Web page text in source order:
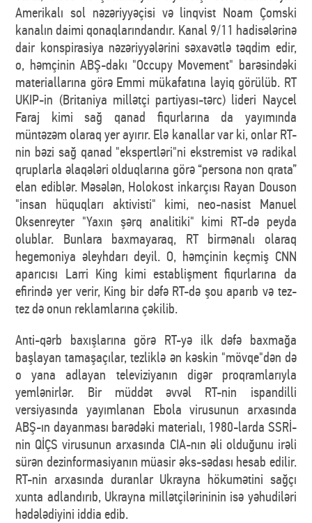
Amerikalı sol nəzəriyyəçisi və linqvist Noam Çomski
kanalın daimi qonaqlarındandır. Kanal 9/11 hadisələrinə
dair konspirasiya nəzəriyyələrini səxavətlə təqdim edir,
o, həmçinin ABŞ-dakı "Occupy Movement" barəsindəki
materiallarına görə Emmi mükafatına layiq görülüb. RT
UKIP-in (Britaniya millətçi partiyası-tərc) lideri Naycel
Faraj kimi sağ qanad fiqurlarına da yayımında
müntəzəm olaraq yer ayırır. Elə kanallar var ki, onlar RT-
nin bəzi sağ qanad "ekspertləri"ni ekstremist və radikal
qruplarla əlaqələri olduqlarına görə “persona non qrata”
elan ediblər. Məsələn, Holokost inkarçısı Rayan Douson
"insan hüquqları aktivisti" kimi, neo-nasist Manuel
Oksenreyter "Yaxın şərq analitiki" kimi RT-də peyda
olublar. Bunlara baxmayaraq, RT birmənalı olaraq
hegemoniya əleyhdarı deyil. O, həmçinin keçmiş CNN
aparıcısı Larri King kimi establişment fiqurlarına da
efirində yer verir, King bir dəfə RT-də şou aparıb və tez-
tez də onun reklamlarına çəkilib.
Anti-qərb baxışlarına görə RT-yə ilk dəfə baxmağa
başlayan tamaşaçılar, tezliklə ən kəskin "mövqe"dən də
o yana adlayan televiziyanın digər proqramlarıyla
yemlənirlər. Bir müddət əvvəl RT-nin ispandilli
versiyasında yayımlanan Ebola virusunun arxasında
ABŞ-ın dayanması barədəki materialı, 1980-larda SSRİ-
nin QİÇS virusunun arxasında CIA-nın əli olduğunu irəli
sürən dezinformasiyanın müasir əks-sədası hesab edilir.
RT-nin arxasında duranlar Ukrayna hökumətini sağçı
xunta adlandırıb, Ukrayna millətçilərininin isə yəhudiləri
hədələdiyini iddia edib.